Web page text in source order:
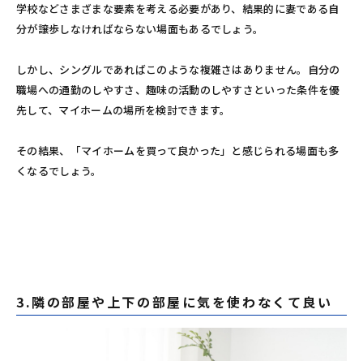
学校などさまざまな要素を考える必要があり、結果的に妻である自
分が譲歩しなければならない場面もあるでしょう。
しかし、シングルであればこのような複雑さはありません。自分の
職場への通勤のしやすさ、趣味の活動のしやすさといった条件を優
先して、マイホームの場所を検討できます。
その結果、「マイホームを買って良かった」と感じられる場面も多
くなるでしょう。
3.隣の部屋や上下の部屋に気を使わなくて良い